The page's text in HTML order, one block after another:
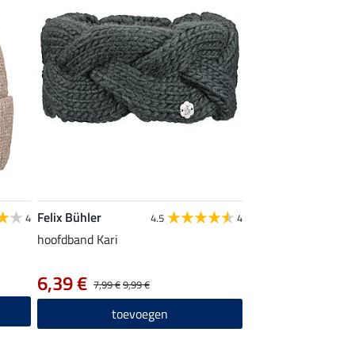
4 Felix Bühler 4.5 4
hoofdband Kari
7,99 €9,99 €
6,39 €
toevoegen